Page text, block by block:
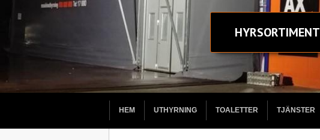
HYRSORTIMENT
HEM UTHYRNING TOALETTER TJÄNSTER